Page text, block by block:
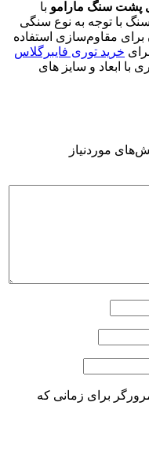
پشت سنگ مارامو با
با توجه به نوع سنگی
برای مقاوم‌سازی استفاده
خرید توری فایبرگلاس
با ابعاد و سایز های
موردنیاز
برای زمانی که